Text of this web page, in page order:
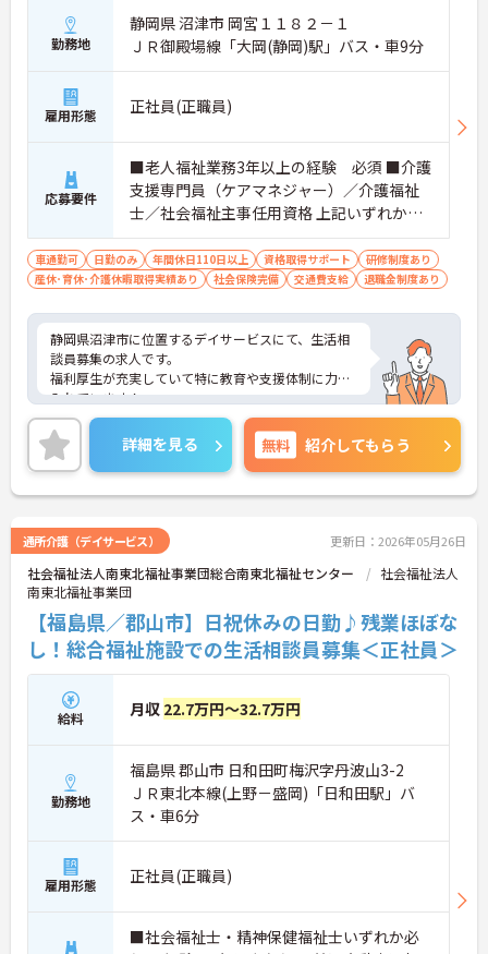
勤務地
静岡県 沼津市 岡宮１１８２－１
ＪＲ御殿場線「大岡(静岡)駅」バス・車9分
雇用形態 正社員(正職員)
応募要件
■老人福祉業務3年以上の経験 必須 ■介護
支援専門員（ケアマネジャー）／介護福祉
士／社会福祉主事任用資格 上記いずれかの
資格を所持で可
車通勤可 日勤のみ 年間休日110日以上 資格取得サポート
研修制度あり
産休･育休･介護休暇取得実績あり
社会保険完備 交通費支給 退職金制度あり
静岡県沼津市に位置するデイサービスにて、生活相
談員募集の求人です。
福利厚生が充実していて特に教育や支援体制に力を
入れています！
勤続年数が長いベテランの方が多く、教育観点も安
心です！！
ご興味をお持ちの方は、お気軽にお問い合わせくだ
さい。
詳細を見る 無料 紹介してもらう
通所介護（デイサービス） 更新日：2026年05月26日
社会福祉法人南東北福祉事業団総合南東北福祉センター
社会福祉法人
南東北福祉事業団
【福島県／郡山市】日祝休みの日勤♪残業ほぼな
し！総合福祉施設での生活相談員募集＜正社員＞
給料 月収 22.7万円～32.7万円
勤務地
福島県 郡山市 日和田町梅沢字丹波山3-2
ＪＲ東北本線(上野－盛岡)「日和田駅」バ
ス・車6分
雇用形態 正社員(正職員)
■社会福祉士・精神保健福祉士いずれか必